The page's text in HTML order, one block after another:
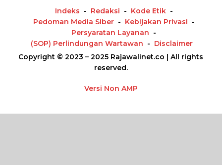
Indeks Redaksi
Kode Etik
Pedoman Media Siber
Kebijakan Privasi
Persyaratan Layanan
(SOP) Perlindungan Wartawan
Disclaimer
Copyright © 2023 – 2025 Rajawalinet.co | All rights
reserved.
Versi Non AMP